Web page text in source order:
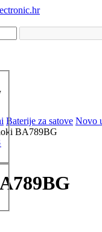
Baterije za satove Novo
BA789BG